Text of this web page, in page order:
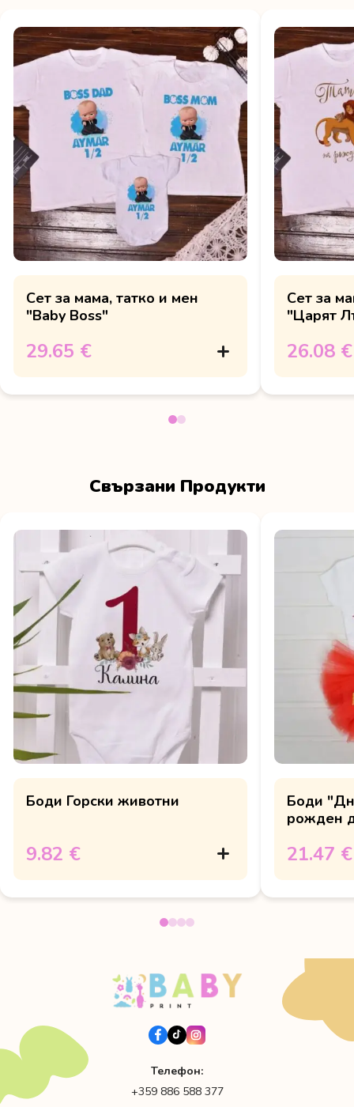
Сет за мама, татко и мен
"Baby Boss"
29.65 €
Сет за
"Царят
26.08 €
Свързани Продукти
Боди Горски животни
9.82 €
Боди
рожден
21.47 €
Телефон:
+359 886 588 377